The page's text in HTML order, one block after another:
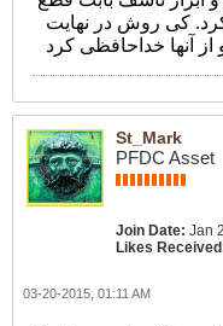
کی روش در نهایت
St_Mark
PFDC Asset
Join Date: Jan
Likes
03-20-2015, 01:11 AM